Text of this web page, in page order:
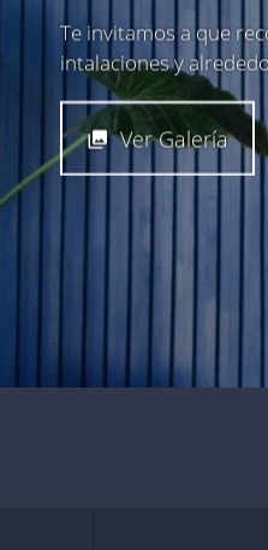
Te invitamos a que
intalaciones y
Ver Galería